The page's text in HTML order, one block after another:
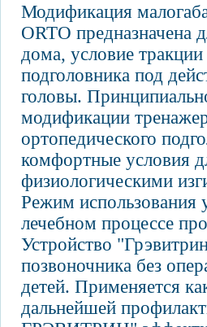
Модификация
ORTO предназначена
дома, условие
подголовника под
головы.
модификации
ортопедического
комфортные условия
физиологическими
Режим
лечебном процессе
Устройство
позвоночника без
детей. Применяется
дальнейшей